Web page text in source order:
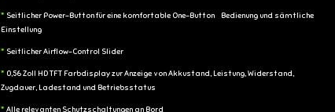
* Seitlicher Power-Button für eine komfortable One-Button Bedienung und sämtliche
Einstellung
* Seitlicher Airflow-Control Slider
* 0,56 Zoll HD TFT Farbdisplay zur Anzeige von Akkustand, Leistung, Widerstand,
Zugdauer, Ladestand und Betriebsstatus
* Alle relevanten Schutzschaltungen an Bord